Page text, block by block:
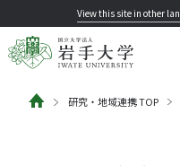
View this site in other
研究・地域連携 TOP